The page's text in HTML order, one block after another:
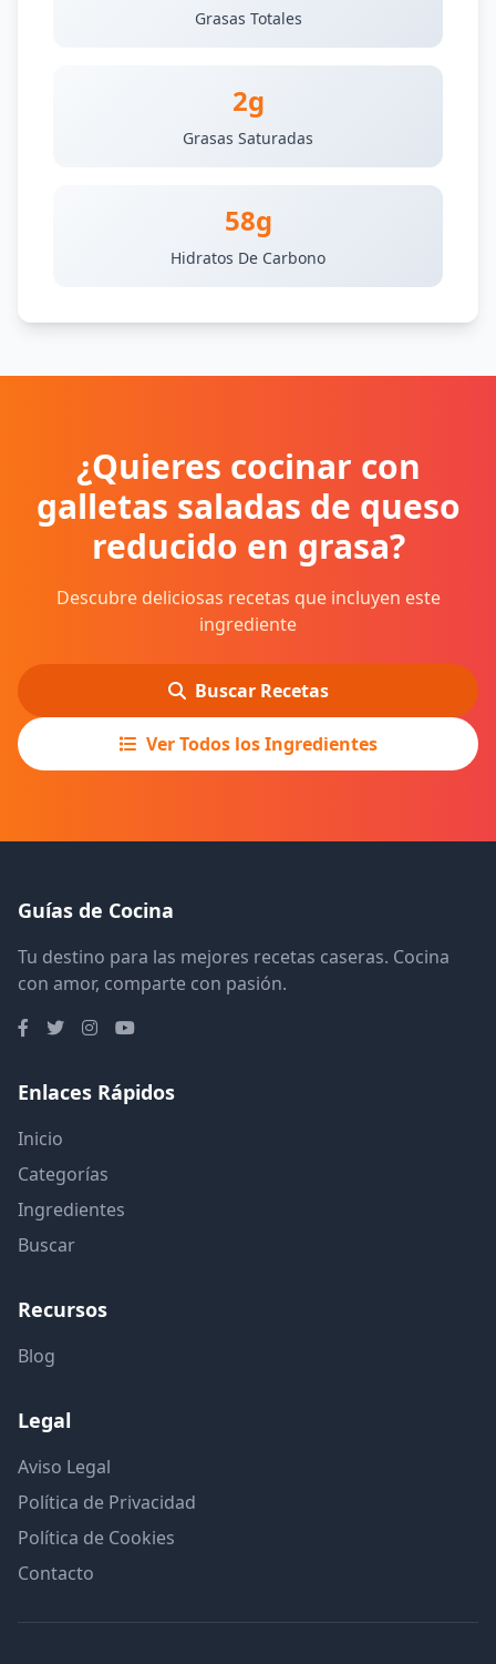
Grasas Totales
2g
Grasas Saturadas
58g
Hidratos De Carbono
¿Quieres cocinar con
galletas saladas de queso
reducido en grasa?
Descubre deliciosas recetas que incluyen este
ingrediente
Buscar Recetas
Ver Todos los Ingredientes
Guías de Cocina
Tu destino para las mejores recetas caseras. Cocina
con amor, comparte con pasión.
Enlaces Rápidos
Inicio
Categorías
Ingredientes
Buscar
Recursos
Blog
Legal
Aviso Legal
Política de Privacidad
Política de Cookies
Contacto